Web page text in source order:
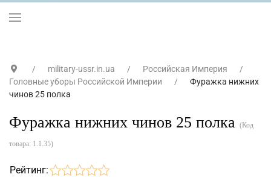
military-ussr.in.ua
Российская Империя
Головные уборы Российской Империи
Фуражка нижних
чинов 25 полка
Фуражка нижних чинов 25 полка (Код
товара: 1.1.35)
Рейтинг: